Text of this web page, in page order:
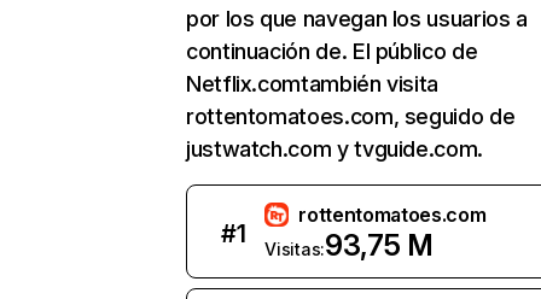
por los que navegan los usuarios a
continuación de. El público de
Netflix.comtambién visita
rottentomatoes.com, seguido de
justwatch.com y tvguide.com.
#1
rottentomatoes.com
Visitas:93,75 M